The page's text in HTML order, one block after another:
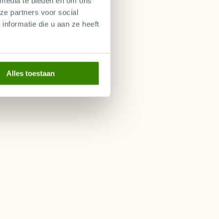
partners voor social
die u aan ze heeft
Alles toestaan